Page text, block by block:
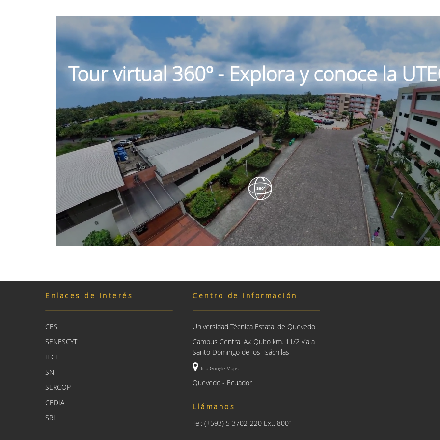
Tour virtual 360º - Explora y conoce la
Enlaces de interés
CES
SENESCYT
IECE
SNI
SERCOP
CEDIA
SRI
Centro de información
Universidad Técnica Estatal de Quevedo
Campus Central Av. Quito km. 11/2 vía a
Santo Domingo de los Tsáchilas
Ir a Google Maps
Quevedo - Ecuador
Llámanos
Tel: (+593) 5 3702-220 Ext. 8001